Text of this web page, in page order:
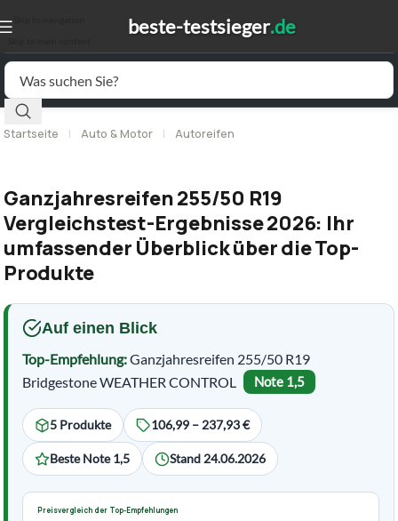
Startseite | Auto & Motor | Autoreifen
Ganzjahresreifen 255/50 R19
Vergleichstest-Ergebnisse 2026: Ihr
umfassender Überblick über die Top-
Produkte
Auf einen Blick
Top-Empfehlung:Ganzjahresreifen 255/50 R19
Bridgestone WEATHER CONTROL
Note 1,5
5 Produkte 106,99 – 237,93 €
Beste Note 1,5 Stand 24.06.2026
Preisvergleich der Top-Empfehlungen